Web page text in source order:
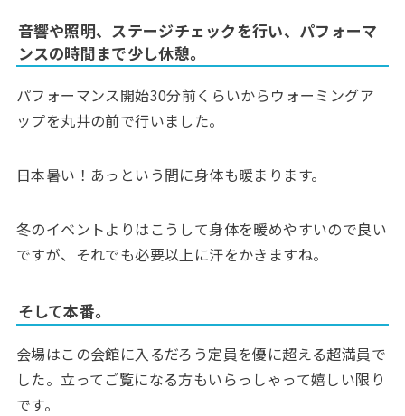
音響や照明、ステージチェックを行い、パフォーマ
ンスの時間まで少し休憩。
パフォーマンス開始30分前くらいからウォーミングア
ップを丸井の前で行いました。
日本暑い！あっという間に身体も暖まります。
冬のイベントよりはこうして身体を暖めやすいので良い
ですが、それでも必要以上に汗をかきますね。
そして本番。
会場はこの会館に入るだろう定員を優に超える超満員で
した。立ってご覧になる方もいらっしゃって嬉しい限り
です。